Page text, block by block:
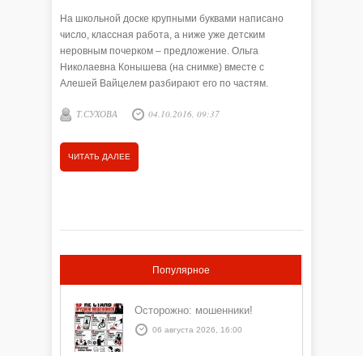
На школьной доске крупными буквами написано
число, классная работа, а ниже уже детским
неровным почерком – предложение. Ольга
Николаевна Конышева (на снимке) вместе с
Алешей Вайцелем разбирают его по частям.
Т.СУХОВА 04.10.2016, 09:37
ЧИТАТЬ ДАЛЕЕ
Популярное
Осторожно: мошенники!
06 августа 2026, 16:00